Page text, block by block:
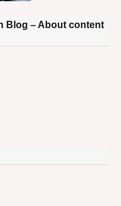
Blog – About content